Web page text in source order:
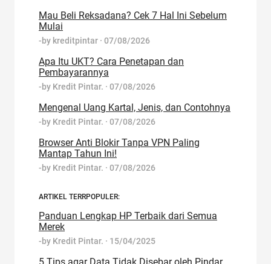
Mau Beli Reksadana? Cek 7 Hal Ini Sebelum
Mulai
-by kreditpintar · 07/08/2026
Apa Itu UKT? Cara Penetapan dan
Pembayarannya
-by Kredit Pintar. · 07/08/2026
Mengenal Uang Kartal, Jenis, dan Contohnya
-by Kredit Pintar. · 07/08/2026
Browser Anti Blokir Tanpa VPN Paling
Mantap Tahun Ini!
-by Kredit Pintar. · 07/08/2026
ARTIKEL TERRPOPULER:
Panduan Lengkap HP Terbaik dari Semua
Merek
-by Kredit Pintar. · 15/04/2025